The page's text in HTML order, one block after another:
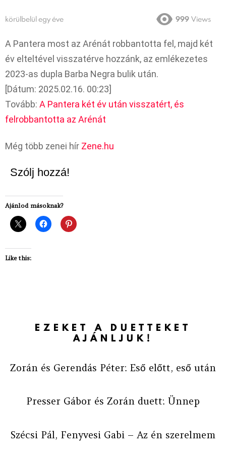
körülbelül egy éve 999 Views
A Pantera most az Arénát robbantotta fel, majd két
év elteltével visszatérve hozzánk, az emlékezetes
2023-as dupla Barba Negra bulik után.
[Dátum: 2025.02.16. 00:23]
Tovább: A Pantera két év után visszatért, és
felrobbantotta az Arénát
Még több zenei hír Zene.hu
Szólj hozzá!
Ajánlod másoknak?
Like this:
EZEKET A DUETTEKET
AJÁNLJUK!
Zorán és Gerendás Péter: Eső előtt, eső után
Presser Gábor és Zorán duett: Ünnep
Szécsi Pál, Fenyvesi Gabi – Az én szerelmem